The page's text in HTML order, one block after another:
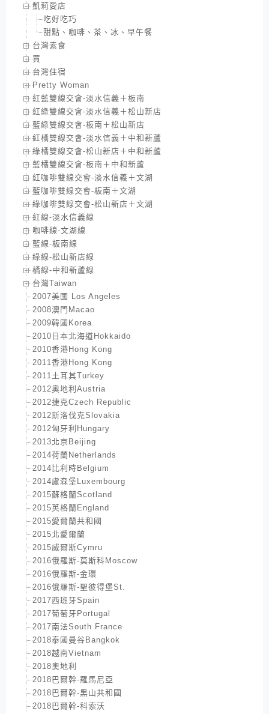
凱莉愛店
吃好吃巧
甜點、咖啡、茶、冰、早午餐
台灣素食
買
台灣住宿
Pretty Woman
紅藍雙線交會-淡水信義＋板南
紅綠雙線交會-淡水信義＋松山新店
藍綠雙線交會-板南＋松山新店
紅橘雙線交會-淡水信義＋中和新蘆
綠橘雙線交會-松山新店＋中和新蘆
藍橘雙線交會-板南＋中和新蘆
紅咖啡雙線交會-淡水信義＋文湖
藍咖啡雙線交會-板南＋文湖
綠咖啡雙線交會-松山新店＋文湖
紅線-淡水信義線
咖啡線-文湖線
藍線-板南線
綠線-松山新店線
橘線-中和新蘆線
台灣Taiwan
2007美國 Los Angeles
2008澳門Macao
2009韓國Korea
2010日本北海道Hokkaido
2010香港Hong Kong
2011香港Hong Kong
2011土耳其Turkey
2012奧地利Austria
2012捷克Czech Republic
2012斯洛伐克Slovakia
2012匈牙利Hungary
2013北京Beijing
2014荷蘭Netherlands
2014比利時Belgium
2014盧森堡Luxembourg
2015蘇格蘭Scotland
2015英格蘭England
2015愛爾蘭共和國
2015北愛爾蘭
2015威爾斯Cymru
2016俄羅斯-莫斯科Moscow
2016俄羅斯-金環
2016俄羅斯-聖彼得堡St.
2017西班牙Spain
2017葡萄牙Portugal
2017南法South France
2018泰國曼谷Bangkok
2018越南Vietnam
2018奧地利
2018巴爾幹-羅馬尼亞
2018巴爾幹-黑山共和國
2018巴爾幹-科索沃